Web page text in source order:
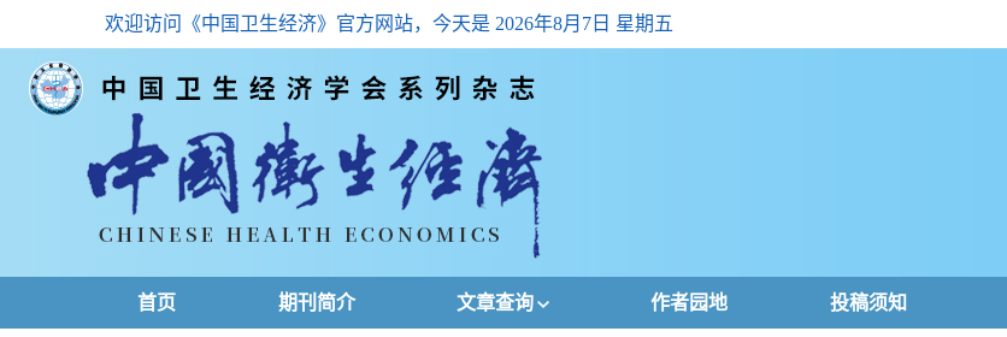
欢迎访问《中国卫生经济》官方网站，今天是 2026年8月7日 星期五
首页 期刊简介 文章查询 作者园地 投稿须知